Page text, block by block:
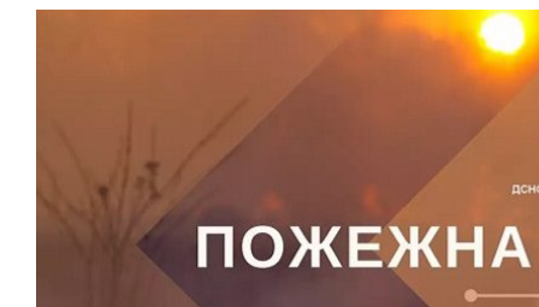
ЗАКАРПАТСЬКІ НОВИНИ
НОВИНИ ЗАХІДНОЇ УКРАЇНИ